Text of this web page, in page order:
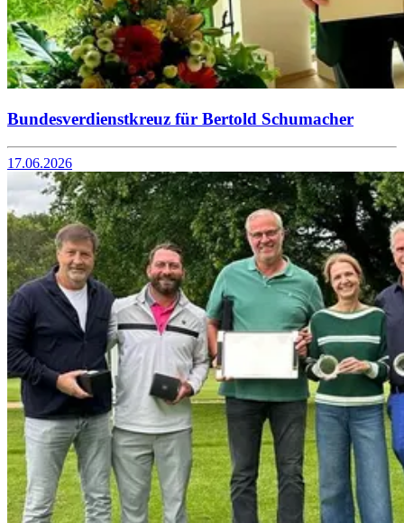
Bundesverdienstkreuz für Bertold Schumacher
17.06.2026